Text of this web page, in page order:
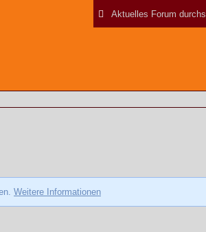
Weitere Informationen